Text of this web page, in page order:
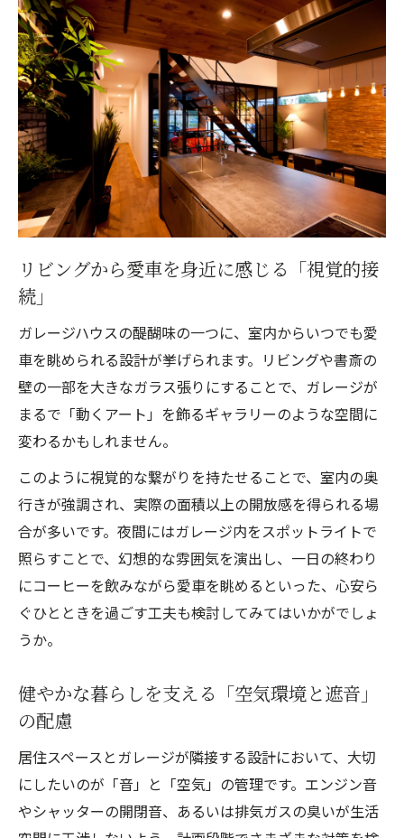
リビングから愛車を身近に感じる「視覚的接
続」
ガレージハウスの醍醐味の一つに、室内からいつでも愛
車を眺められる設計が挙げられます。リビングや書斎の
壁の一部を大きなガラス張りにすることで、ガレージが
まるで「動くアート」を飾るギャラリーのような空間に
変わるかもしれません。
このように視覚的な繋がりを持たせることで、室内の奥
行きが強調され、実際の面積以上の開放感を得られる場
合が多いです。夜間にはガレージ内をスポットライトで
照らすことで、幻想的な雰囲気を演出し、一日の終わり
にコーヒーを飲みながら愛車を眺めるといった、心安ら
ぐひとときを過ごす工夫も検討してみてはいかがでしょ
うか。
健やかな暮らしを支える「空気環境と遮音」
の配慮
居住スペースとガレージが隣接する設計において、大切
にしたいのが「音」と「空気」の管理です。エンジン音
やシャッターの開閉音、あるいは排気ガスの臭いが生活